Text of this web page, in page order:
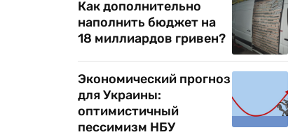
Как дополнительно
наполнить бюджет на
18 миллиардов гривен?
Экономический прогноз
для Украины:
оптимистичный
пессимизм НБУ